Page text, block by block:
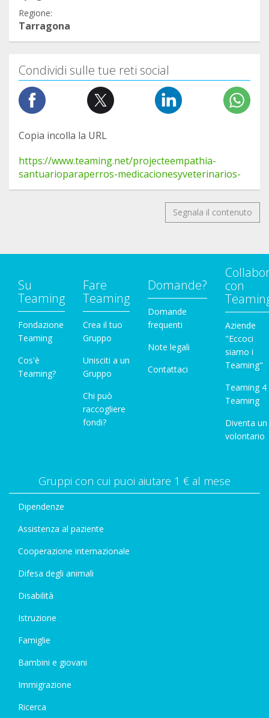
Regione:
Tarragona
Condividi sulle tue reti social
Copia incolla la URL
https://www.teaming.net/projecteempathia-
santuarioparaperros-medicacionesyveterinarios-
Segnala il contenuto
Su
Teaming
Fondazione
Teaming
Cos'è
Teaming?
Fare
Teaming
Crea il tuo
Gruppo
Unisciti a un
Gruppo
Chi può
raccogliere
fondi?
Domande?
Domande
frequenti
Note legali
Contattaci
con
Aziende
"Eccoci
siamo i
Teaming"
Teaming 4
Teaming
Diventa un
volontario
Gruppi con cui puoi aiutare 1 € al mese
Dipendenze
Assistenza al paziente
Cooperazione internazionale
Difesa degli animali
Disabilità
Istruzione
Famiglie
Bambini e giovani
Immigrazione
Ricerca